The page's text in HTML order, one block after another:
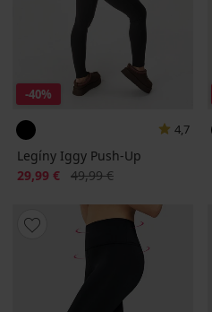
-40%
4,7
Legíny Iggy Push-Up
Zľava
29,99 € Pôvodná cena
49,99 €